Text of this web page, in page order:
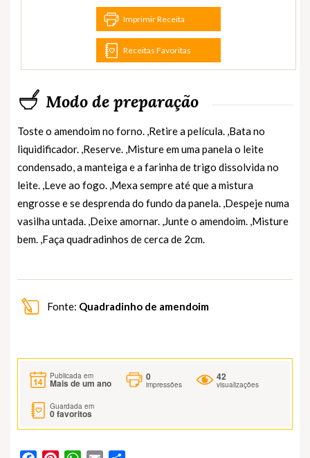
Imprimir Receita
Receitas Favoritas
Modo de preparação
Toste o amendoim no forno. ,Retire a película. ,Bata no
liquidificador. ,Reserve. ,Misture em uma panela o leite
condensado, a manteiga e a farinha de trigo dissolvida no
leite. ,Leve ao fogo. ,Mexa sempre até que a mistura
engrosse e se desprenda do fundo da panela. ,Despeje numa
vasilha untada. ,Deixe amornar. ,Junte o amendoim. ,Misture
bem. ,Faça quadradinhos de cerca de 2cm.
Fonte: Quadradinho de amendoim
Publicada em
Mais de um ano
0
impressões
42
visualizações
Guardada em
0favoritos